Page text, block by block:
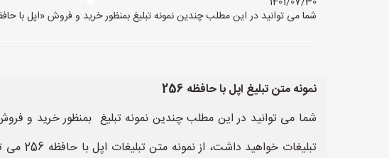
شما می توانید در این مطلب چندین نمونه تبلیغ بمنظور خرید و فروش «اپل با حافظه 256» مشاهده نمایید. پس از مشاهده این نمونه تبلیغات امکان استفاده لازم را از این نمونه
نمونه متن تبلیغ اپل با حافظه 256